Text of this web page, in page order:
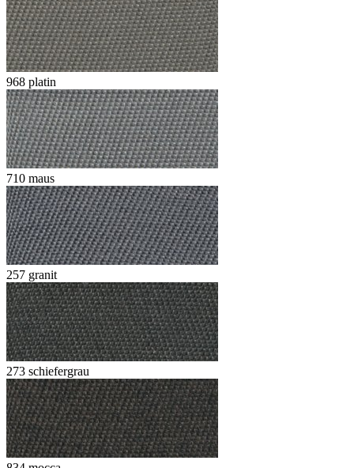
968 platin
710 maus
257 granit
273 schiefergrau